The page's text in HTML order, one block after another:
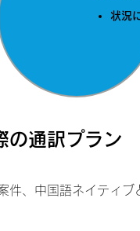
状況
の通訳プラン
件、中国語ネイティブ